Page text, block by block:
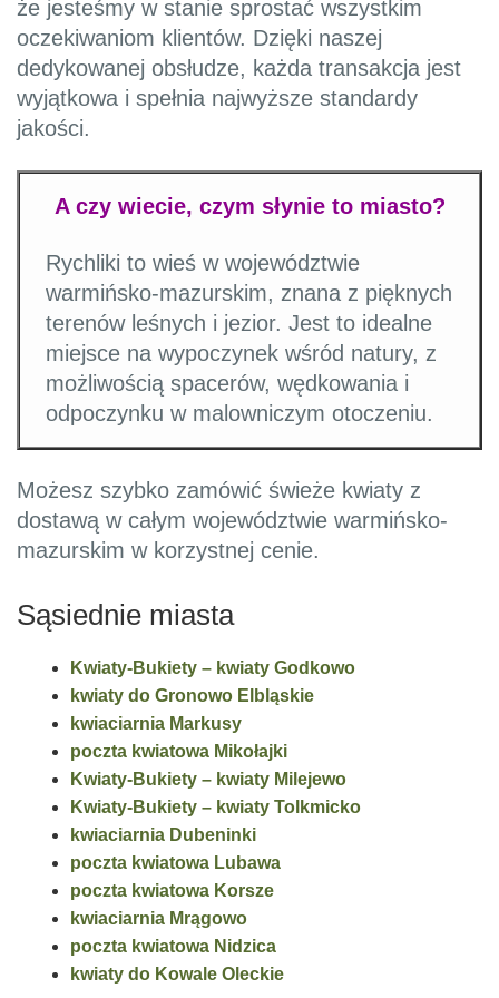
że jesteśmy w stanie sprostać wszystkim
oczekiwaniom klientów. Dzięki naszej
dedykowanej obsłudze, każda transakcja jest
wyjątkowa i spełnia najwyższe standardy
jakości.
A czy wiecie, czym słynie to miasto?
Rychliki to wieś w województwie
warmińsko-mazurskim, znana z pięknych
terenów leśnych i jezior. Jest to idealne
miejsce na wypoczynek wśród natury, z
możliwością spacerów, wędkowania i
odpoczynku w malowniczym otoczeniu.
Możesz szybko zamówić świeże kwiaty z
dostawą w całym województwie warmińsko-
mazurskim w korzystnej cenie.
Sąsiednie miasta
Kwiaty-Bukiety – kwiaty Godkowo
kwiaty do Gronowo Elbląskie
kwiaciarnia Markusy
poczta kwiatowa Mikołajki
Kwiaty-Bukiety – kwiaty Milejewo
Kwiaty-Bukiety – kwiaty Tolkmicko
kwiaciarnia Dubeninki
poczta kwiatowa Lubawa
poczta kwiatowa Korsze
kwiaciarnia Mrągowo
poczta kwiatowa Nidzica
kwiaty do Kowale Oleckie